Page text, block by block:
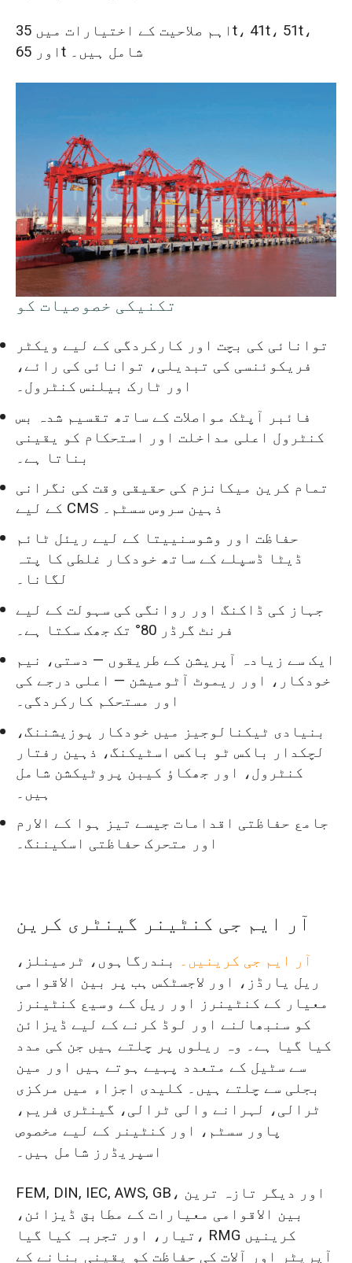
اہم صلاحیت کے اختیارات میں 35t، 41t، 51t،
اور 65t شامل ہیں۔
تکنیکی خصوصیات کو
توانائی کی بچت اور کارکردگی کے لیے ویکٹر
فریکوئنسی کی تبدیلی، توانائی کی رائے،
اور ٹارک بیلنس کنٹرول۔
فائبر آپٹک مواصلات کے ساتھ تقسیم شدہ بس
کنٹرول اعلی مداخلت اور استحکام کو یقینی
بناتا ہے۔
تمام کرین میکانزم کی حقیقی وقت کی نگرانی
کے لیے CMS ذہین سروس سسٹم۔
حفاظت اور وشوسنییتا کے لیے ریئل ٹائم
ڈیٹا ڈسپلے کے ساتھ خودکار غلطی کا پتہ
لگانا۔
جہاز کی ڈاکنگ اور روانگی کی سہولت کے لیے
فرنٹ گرڈر 80° تک جھک سکتا ہے۔
ایک سے زیادہ آپریشن کے طریقوں — دستی، نیم
خودکار، اور ریموٹ آٹومیشن — اعلی درجے کی
اور مستحکم کارکردگی۔
بنیادی ٹیکنالوجیز میں خودکار پوزیشننگ،
لچکدار باکس ٹو باکس اسٹیکنگ، ذہین رفتار
کنٹرول، اور جھکاؤ کیبن پروٹیکشن شامل
ہیں۔
جامع حفاظتی اقدامات جیسے تیز ہوا کے الارم
اور متحرک حفاظتی اسکیننگ۔
آر ایم جی کنٹینر گینٹری کرین
آر ایم جی کرینیں۔ بندرگاہوں، ٹرمینلز،
ریل یارڈز، اور لاجسٹکس ہب پر بین الاقوامی
معیار کے کنٹینرز اور ریل کے وسیع کنٹینرز
کو سنبھالنے اور لوڈ کرنے کے لیے ڈیزائن
کیا گیا ہے۔ وہ ریلوں پر چلتے ہیں جن کی مدد
سے سٹیل کے متعدد پہیے ہوتے ہیں اور مین
بجلی سے چلتے ہیں۔ کلیدی اجزاء میں مرکزی
ٹرالی، لہرانے والی ٹرالی، گینٹری فریم،
پاور سسٹم، اور کنٹینر کے لیے مخصوص
اسپریڈرز شامل ہیں۔
FEM, DIN, IEC, AWS, GB، اور دیگر تازہ ترین
بین الاقوامی معیارات کے مطابق ڈیزائن،
تیار، اور تجربہ کیا گیا، RMG کرینیں
آپریٹر اور آلات کی حفاظت کو یقینی بنانے کے